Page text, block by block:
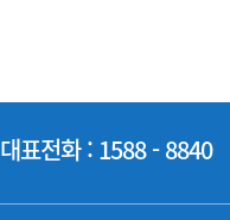
대표전화 : 1588 - 8840